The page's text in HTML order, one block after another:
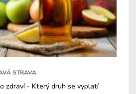
STRAVA
zdraví - Který druh se vyplatí